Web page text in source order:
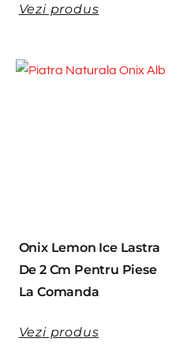
Vezi produs
Onix Lemon Ice Lastra
De 2 Cm Pentru Piese
La Comanda
Vezi produs